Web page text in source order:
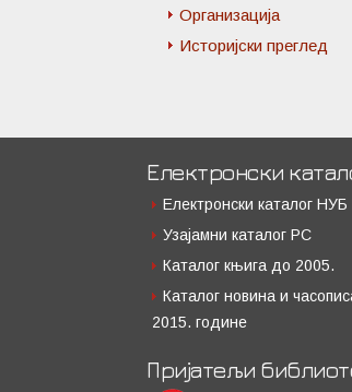
Организација
Историјски преглед
Електронски
Електронски каталог
Узајамни каталог РС
Каталог књига до 2005.
Каталог новина и
2015. године
Пријатељи